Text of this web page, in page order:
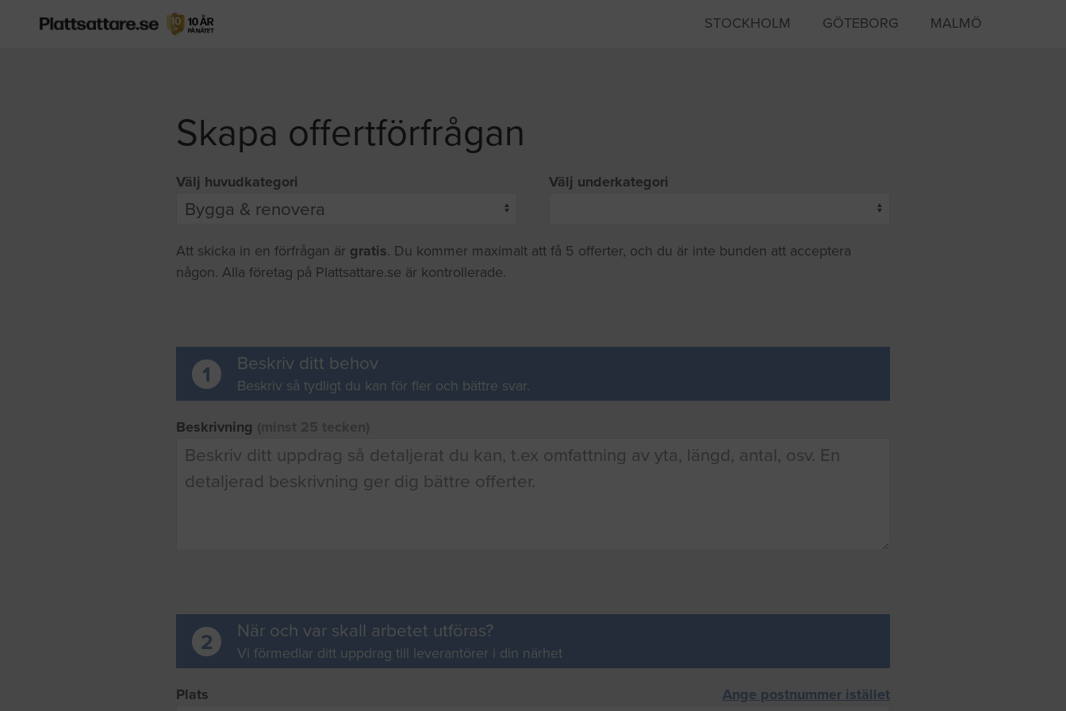
STOCKHOLM GÖTEBORG MALMÖ
Skapa offertförfrågan
Välj huvudkategori Välj underkategori
Att skicka in en förfrågan är gratis. Du kommer maximalt att få 5 offerter, och du är inte bunden att acceptera
någon. Alla företag på Plattsattare.se är kontrollerade.
1 Beskriv ditt behov
Beskriv så tydligt du kan för fler och bättre svar.
Beskrivning
2 När och var skall arbetet utföras?
Vi förmedlar ditt uppdrag till leverantörer i din närhet
Plats Ange postnummer istället